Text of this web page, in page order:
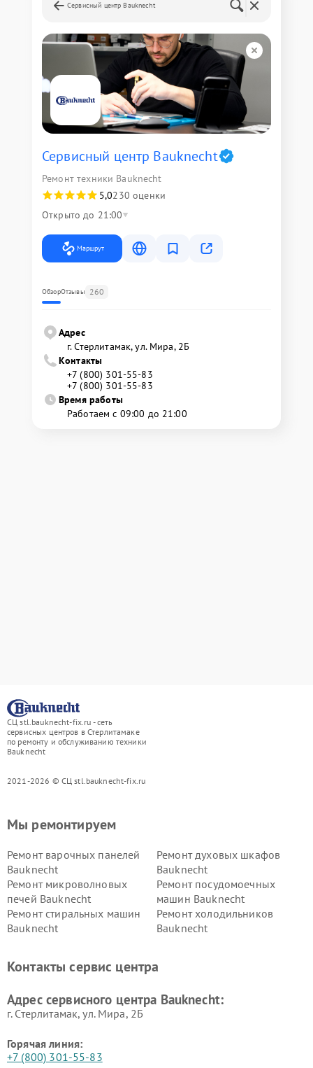
Сервисный центр Bauknecht
Сервисный центр Bauknecht
Ремонт техники Bauknecht
5,0230 оценки
Открыто до 21:00
Маршрут
ОбзорОтзывы 260
Адрес
г. Стерлитамак, ул. Мира, 2Б
Контакты
+7 (800) 301-55-83
+7 (800) 301-55-83
Время работы
Работаем с 09:00 до 21:00
СЦ stl.bauknecht-fix.ru - сеть
сервисных центров в Стерлитамаке
по ремонту и обслуживанию техники
Bauknecht
2021-2026 © СЦ stl.bauknecht-fix.ru
Мы ремонтируем
Ремонт варочных панелей
Bauknecht
Ремонт духовых шкафов
Bauknecht
Ремонт микроволновых
печей Bauknecht
Ремонт посудомоечных
машин Bauknecht
Ремонт стиральных машин
Bauknecht
Ремонт холодильников
Bauknecht
Контакты сервис центра
Адрес сервисного центра Bauknecht:
г. Стерлитамак, ул. Мира, 2Б
Горячая линия:
+7 (800) 301-55-83